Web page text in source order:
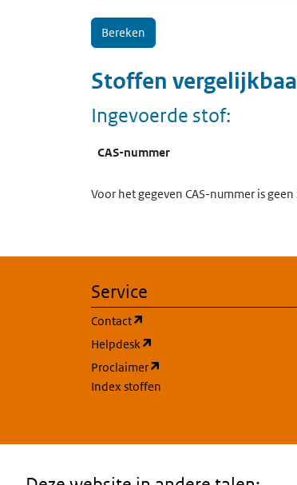
Stoffen
Ingevoerde stof:
CAS-nummer
Voor het gegeven CAS-nummer is
Service
Contact
Helpdesk
Proclaimer
Index stoffen